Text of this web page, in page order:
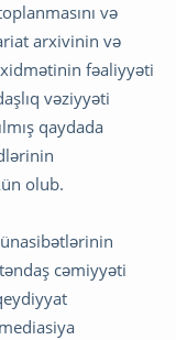
və
arxivinin və
xidmətinin fəaliyyəti
vəziyyəti
qaydada
olub.
cəmiyyəti